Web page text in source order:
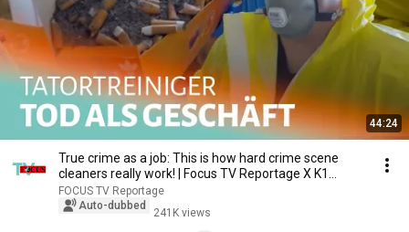
44:24
True crime as a job: This is how hard crime scene
cleaners really work! | Focus TV Reportage X K1...
FOCUS TV Reportage
Auto-dubbed
241K views